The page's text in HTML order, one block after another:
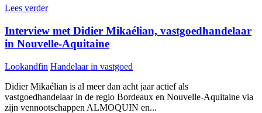
Lees verder
Interview met Didier Mikaélian, vastgoedhandelaar
in Nouvelle-Aquitaine
Lookandfin Handelaar in vastgoed
Didier Mikaélian is al meer dan acht jaar actief als
vastgoedhandelaar in de regio Bordeaux en Nouvelle-Aquitaine via
zijn vennootschappen ALMOQUIN en...